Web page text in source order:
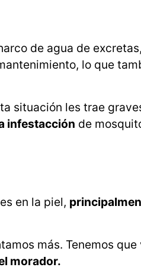
de agua de excretas,
lo que
situación les trae
infestacción de
en la piel,
más. Tenemos
morador.